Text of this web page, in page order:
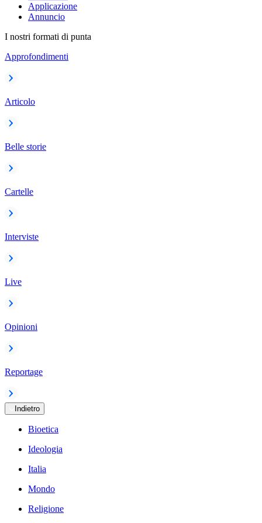
Applicazione
Annuncio
I nostri formati di punta
Approfondimenti
Articolo
Belle storie
Cartelle
Interviste
Live
Opinioni
Reportage
Indietro
Bioetica
Ideologia
Italia
Mondo
Religione